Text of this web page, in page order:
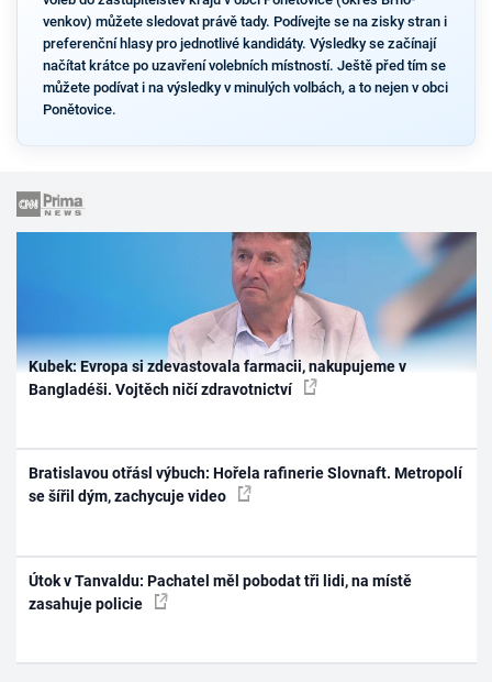
venkov) můžete sledovat právě tady. Podívejte se na zisky stran i
preferenční hlasy pro jednotlivé kandidáty. Výsledky se začínají
načítat krátce po uzavření volebních místností. Ještě před tím se
můžete podívat i na výsledky v minulých volbách, a to nejen v obci
Ponětovice.
Kubek: Evropa si zdevastovala farmacii, nakupujeme v
Bangladéši. Vojtěch ničí zdravotnictví
Bratislavou otřásl výbuch: Hořela rafinerie Slovnaft. Metropolí
se šířil dým, zachycuje video
Útok v Tanvaldu: Pachatel měl pobodat tři lidi, na místě
zasahuje policie